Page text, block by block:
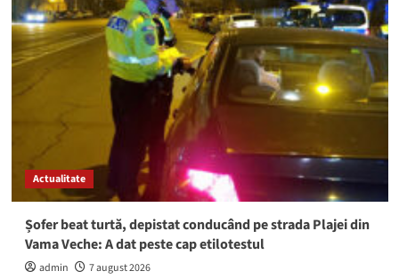
Actualitate
Șofer beat turtă, depistat conducând pe strada Plajei din
Vama Veche: A dat peste cap etilotestul
admin 7 august 2026